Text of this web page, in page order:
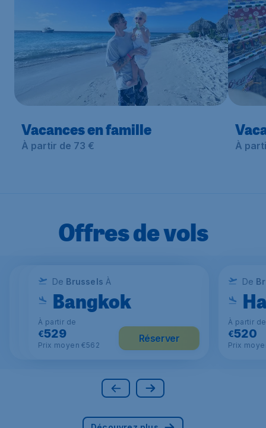
Vacances en famille
À partir de 73 € À
Offres de vols
De Brussels À
Milan
À partir de
39
Prix moyen €95
Réserver
De Brussels À
Tirana
À partir de
143
Prix moyen €129
Réserver
De Brussels À
Bangkok
À partir de
€529
Prix moyen €562
Réserver
De
À partir de
€520
Prix